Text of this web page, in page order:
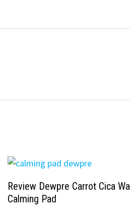
Review Dewpre Carrot Cica
Calming Pad